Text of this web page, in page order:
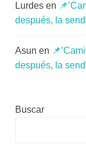
Lurdes en
después, la
Asun en
después, la
Buscar